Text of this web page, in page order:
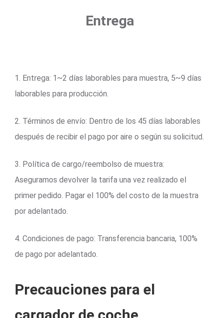
Entrega
1. Entrega: 1~2 días laborables para muestra, 5~9 días
laborables para producción.
2. Términos de envío: Dentro de los 45 días laborables
después de recibir el pago por aire o según su solicitud.
3. Política de cargo/reembolso de muestra:
Aseguramos devolver la tarifa una vez realizado el
primer pedido. Pagar el 100% del costo de la muestra
por adelantado.
4. Condiciones de pago: Transferencia bancaria, 100%
de pago por adelantado.
Precauciones para el